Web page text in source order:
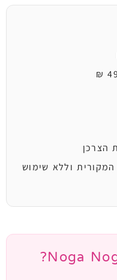
הצרכן
המקורית וללא שימוש